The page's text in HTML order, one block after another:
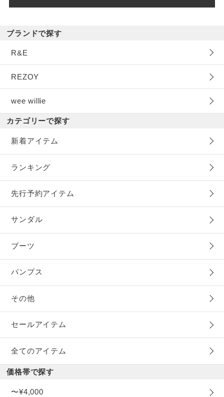
ブランドで探す
R&E
REZOY
wee willie
カテゴリーで探す
新着アイテム
ランキング
先行予約アイテム
サンダル
ブーツ
パンプス
その他
セールアイテム
全てのアイテム
価格帯で探す
〜¥4,000